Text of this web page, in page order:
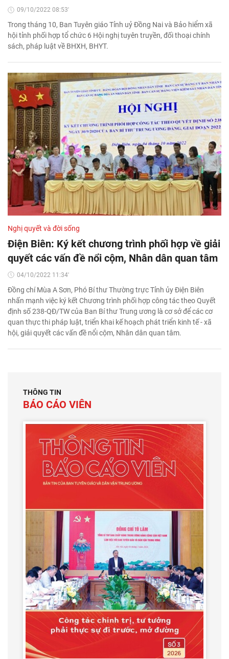
09/10/2022 08:53'
Trong tháng 10, Ban Tuyên giáo Tỉnh uỷ Đồng Nai và Bảo hiểm xã
hội tỉnh phối hợp tổ chức 6 Hội nghị tuyên truyền, đối thoại chính
sách, pháp luật về BHXH, BHYT.
Nghị quyết và đời sống
Điện Biên: Ký kết chương trình phối hợp về giải
quyết các vấn đề nổi cộm, Nhân dân quan tâm
04/10/2022 11:34'
Đồng chí Mùa A Sơn, Phó Bí thư Thường trực Tỉnh ủy Điện Biên
nhấn mạnh việc ký kết Chương trình phối hợp công tác theo Quyết
định số 238-QĐ/TW của Ban Bí thư Trung ương là cơ sở để các cơ
quan thực thi pháp luật, triển khai kế hoạch phát triển kinh tế - xã
hội, giải quyết các vấn đề nổi cộm, Nhân dân quan tâm.
THÔNG TIN
BÁO CÁO VIÊN